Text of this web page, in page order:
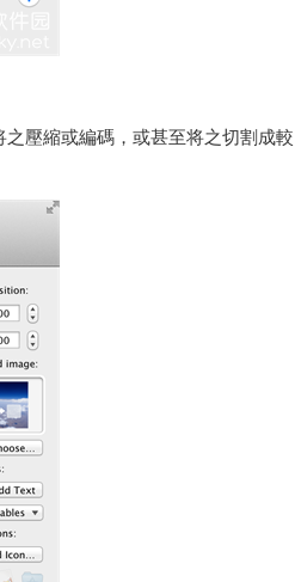
壓縮或編碼，或甚至将之切割成較